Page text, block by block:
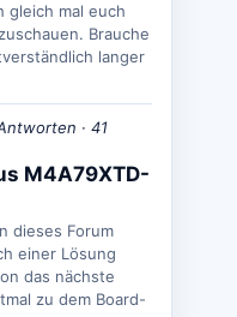
gleich mal euch
Brauche
langer
· 41
M4A79XTD-
dieses Forum
einer Lösung
das nächste
zu dem Board-